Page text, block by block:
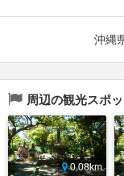
沖縄
周辺の観光スポッ
0.08km